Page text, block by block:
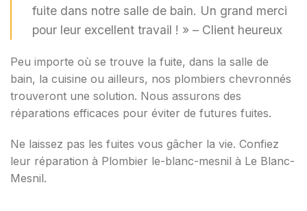
fuite dans notre salle de bain. Un grand merci
pour leur excellent travail ! » – Client heureux
Peu importe où se trouve la fuite, dans la salle de
bain, la cuisine ou ailleurs, nos plombiers chevronnés
trouveront une solution. Nous assurons des
réparations efficaces pour éviter de futures fuites.
Ne laissez pas les fuites vous gâcher la vie. Confiez
leur réparation à Plombier le-blanc-mesnil à Le Blanc-
Mesnil.